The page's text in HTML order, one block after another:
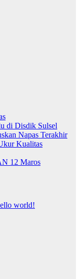
di Disdik Sulsel
Napas Terakhir
Kualitas
12 Maros
world!